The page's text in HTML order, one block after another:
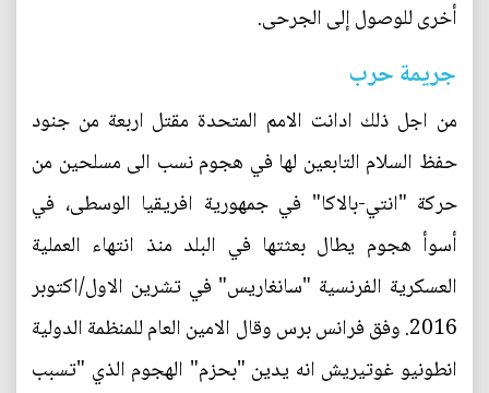
أخرى للوصول إلى الجرحى.
جريمة حرب
من اجل ذلك ادانت الامم المتحدة مقتل اربعة من جنود
حفظ السلام التابعين لها في هجوم نسب الى مسلحين من
حركة "انتي-بالاكا" في جمهورية افريقيا الوسطى، في
أسوأ هجوم يطال بعثتها في البلد منذ انتهاء العملية
العسكرية الفرنسية "سانغاريس" في تشرين الاول/اكتوبر
2016. وفق فرانس برس وقال الامين العام للمنظمة الدولية
انطونيو غوتيريش انه يدين "بحزم" الهجوم الذي "تسبب